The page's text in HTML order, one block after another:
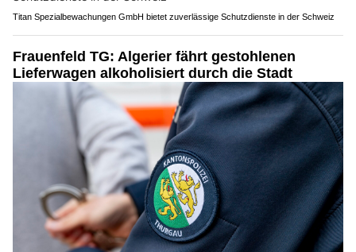
Titan Spezialbewachungen GmbH bietet zuverlässige Schutzdienste in der Schweiz
Frauenfeld TG: Algerier fährt gestohlenen
Lieferwagen alkoholisiert durch die Stadt